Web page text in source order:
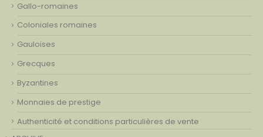
Gallo-romaines
Coloniales romaines
Gauloises
Grecques
Byzantines
Monnaies de prestige
Authenticité et conditions particulières de vente